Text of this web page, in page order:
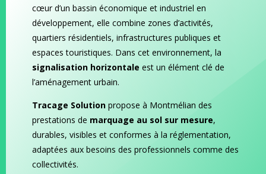
cœur d’un bassin économique et industriel en
développement, elle combine zones d’activités,
quartiers résidentiels, infrastructures publiques et
espaces touristiques. Dans cet environnement, la
signalisation horizontale est un élément clé de
l’aménagement urbain.
Tracage Solutionpropose à Montmélian des
prestations de marquage au sol sur mesure,
durables, visibles et conformes à la réglementation,
adaptées aux besoins des professionnels comme des
collectivités.